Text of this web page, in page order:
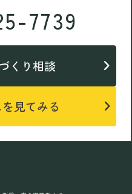
7739
くり相談
見てみる